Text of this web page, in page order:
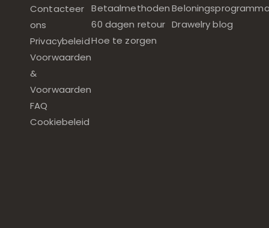
Contacteer
ons
Privacybeleid
Voorwaarden
&
Voorwaarden
FAQ
Cookiebeleid
Betaalmethoden
60 dagen retour
Hoe te zorgen
Drawelry blog